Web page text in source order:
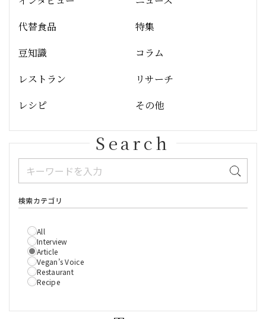
代替食品
特集
豆知識
コラム
レストラン
リサーチ
レシピ
その他
Search
検索カテゴリ
All
Interview
Article
Vegan’s Voice
Restaurant
Recipe